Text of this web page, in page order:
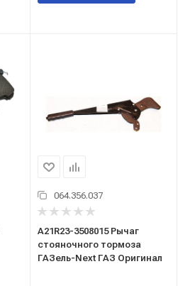
064.356.037
А21R23-3508015 Рычаг
стояночного тормоза
ГАЗель-Next ГАЗ Оригинал